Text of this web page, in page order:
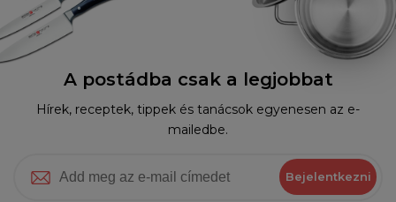
A postádba csak a legjobbat
Hírek, receptek, tippek és tanácsok egyenesen az e-
mailedbe.
Bejelentkezni